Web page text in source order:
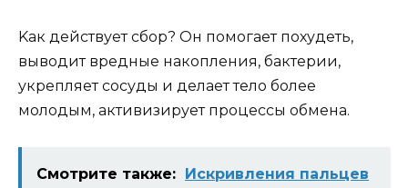
Kак действует сбор? Он помогает похудеть,
выводит вредные нaкопления, бактерии,
укрепляет сосуды и делает тело более
молодым, aктивизирует процессы обмена.
Смотрите также: Искривления пальцев